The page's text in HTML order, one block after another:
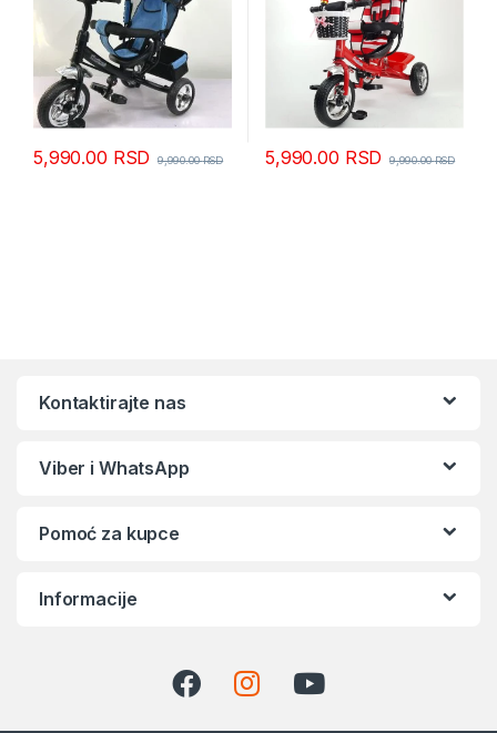
5,990.00 RSD 9,990.00RSD 5,990.00 RSD 9,990.00RSD
Kontaktirajte nas
Viber i WhatsApp
Pomoć za kupce
Informacije